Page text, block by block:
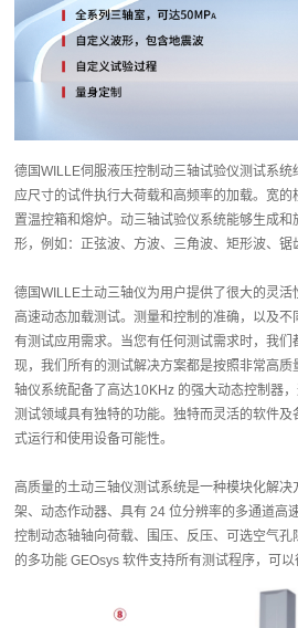
德国WILLE伺服液压控制动三轴试验仪测试系
应尺寸的试件执行大荷载和高频率的加载。宽
置温控箱和熔炉。动三轴试验仪系统能够生成
形，例如：正弦波、方波、三角波、矩形波、锯
德国WILLE土动三轴仪为用户提供了很大的灵
高速动态加载测试。测量和控制的准确，以及
有测试应用需求。当您有任何测试需求时，我
现，我们所有的测试解决方案都是按照非常高
轴仪系统配备了高达10KHz 的强大动态控制器
测试领域具有独特的功能。独特而灵活的软件
式运行和使用设备可能性。
高质量的土动三轴仪测试系统是一种模块化解
架、动态作动器、具有 24 位分辨率的多通道高
控制动态轴轴向荷载、围压、反压、可选空气
的多功能 GEOsys 软件支持所有测试程序，可以